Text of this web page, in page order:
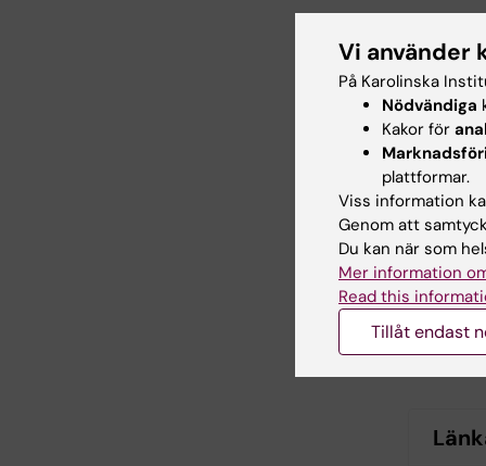
Nordisk
Anxiety-
Maria
Elisabet
FASEB
Vi använder
På Karolinska
Nödvändiga
Kakor för
plattformar.
Viss information
Genom att
Du kan när som
Mer information
Read this
Tillåt endast